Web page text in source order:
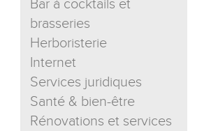
Bar à cocktails et
brasseries
Herboristerie
Internet
Services juridiques
Santé & bien-être
Rénovations et services